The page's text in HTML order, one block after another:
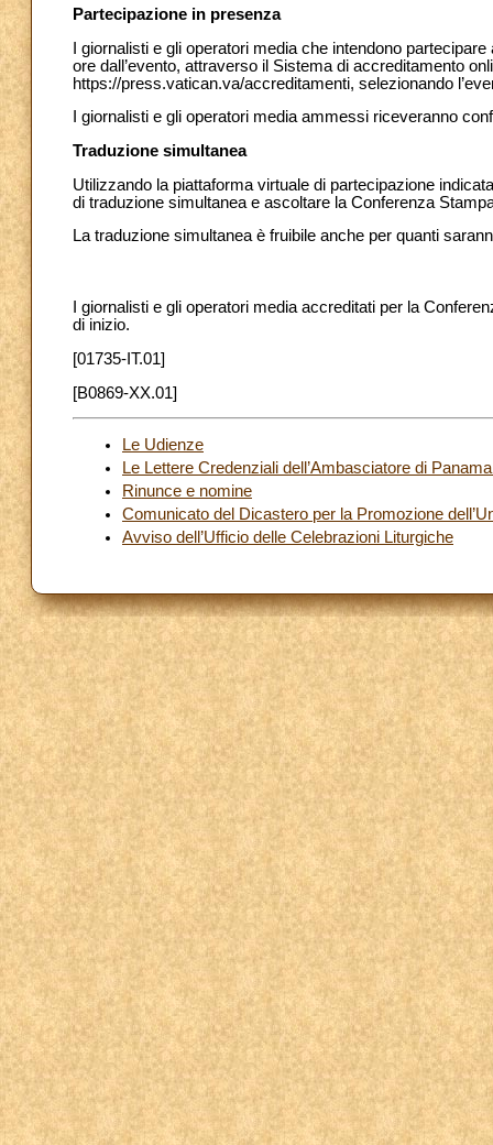
Partecipazione in presenza
I giornalisti e gli operatori media che intendono
ore dall’evento, attraverso il Sistema di accreditamento
https://press.vatican.va/accreditamenti, selezionando
I giornalisti e gli operatori media ammessi riceveranno
Traduzione simultanea
Utilizzando la piattaforma virtuale di partecipazione
di traduzione simultanea e ascoltare la Conferenza
La traduzione simultanea è fruibile anche per quanti
I giornalisti e gli operatori media accreditati per la
di inizio.
[01735-IT.01]
[B0869-XX.01]
Le Udienze
Le Lettere Credenziali dell’Ambasciatore di
Rinunce e nomine
Comunicato del Dicastero per la Promozione
Avviso dell’Ufficio delle Celebrazioni Liturgiche